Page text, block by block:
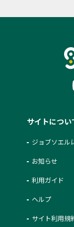
サイトについ
ジョブソエル
お知らせ
利用ガイド
ヘルプ
サイト利用規